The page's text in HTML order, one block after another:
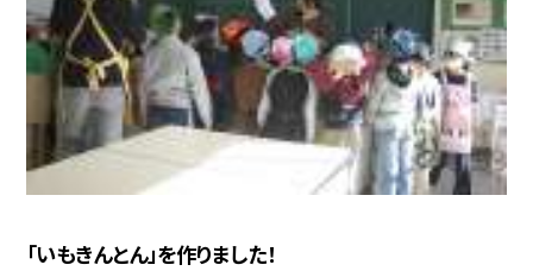
「いもきんとん」を作りました！